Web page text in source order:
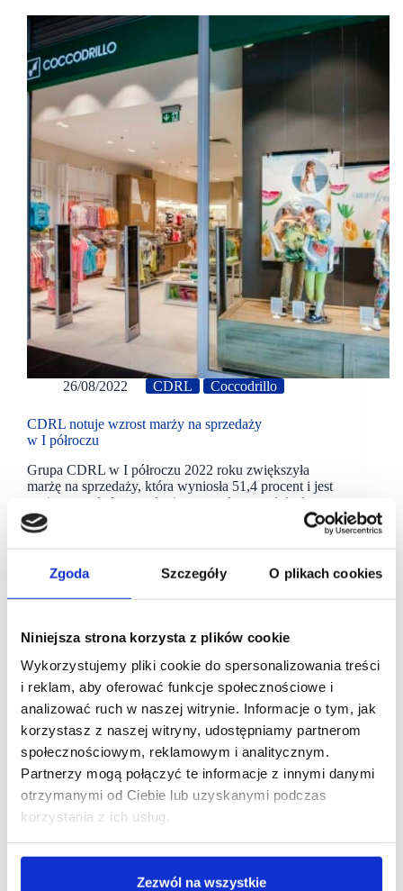
Zgoda Szczegóły O plikach cookies
Niniejsza strona korzysta z plików cookie
Wykorzystujemy pliki cookie do spersonalizowania treści
i reklam, aby oferować funkcje społecznościowe i
analizować ruch w naszej witrynie. Informacje o tym, jak
korzystasz z naszej witryny, udostępniamy partnerom
społecznościowym, reklamowym i analitycznym.
Partnerzy mogą połączyć te informacje z innymi danymi
otrzymanymi od Ciebie lub uzyskanymi podczas
korzystania z ich usług.
Zezwól na wszystkie
26/08/2022 CDRL Coccodrillo
CDRL notuje wzrost marży na sprzedaży
w I półroczu
Grupa CDRL w I półroczu 2022 roku zwiększyła
marżę na sprzedaży, która wyniosła 51,4 procent i jest
wyższa względem analogicznego okresu o 1,1 pkt.
proc. W omawianym czasie Grupa osiągnęła 188
mln…